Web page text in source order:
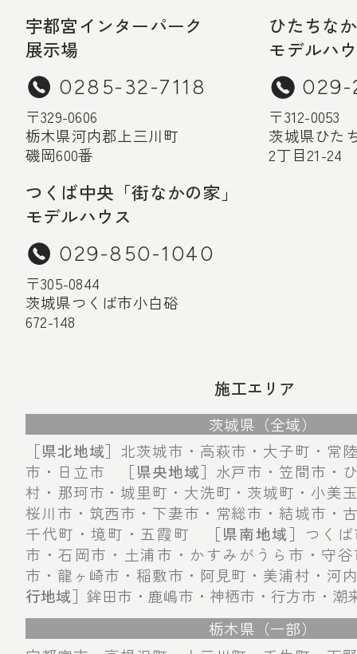
宇都宮インターパーク
展示場
0285-32-7118
〒329-0606
栃木県河内郡上三川町
磯岡600番
ひたちな
モデルハ
029-
〒312-0053
茨城県ひた
2丁目21-24
つくば中央「街なかの家」
モデルハウス
029-850-1040
〒305-0844
茨城県つくば市小白硲
672-148
施工エリア
茨城県（全域）
［県北地域］ 北茨城市・高萩市・大子町・常
市・日立市
［県央地域］ 水戸市・笠間市・
村・那珂市・城里町・大洗町・茨城町・小
桜川市・筑西市・下妻市・常総市・結城市・
千代町・境町・五霞町
［県南地域］ つく
市・石岡市・土浦市・かすみがうら市・守
市・龍ヶ崎市・稲敷市・阿見町・美浦村・
行地域］ 鉾田市・鹿嶋市・神栖市・行方市・潮
栃木県（一部）